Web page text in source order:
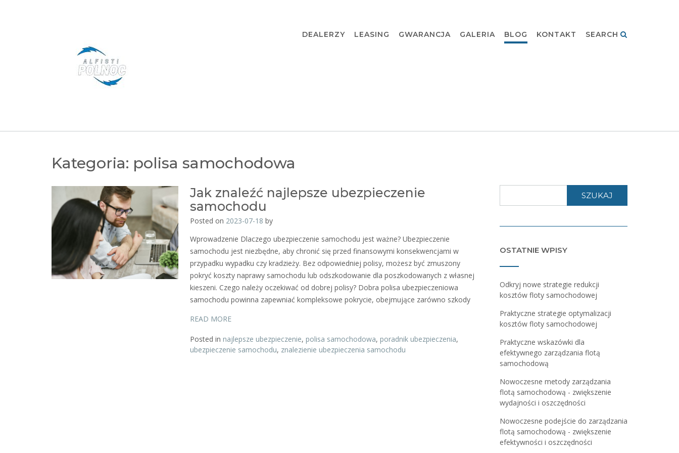
DEALERZY LEASING GWARANCJA GALERIA BLOG KONTAKT SEARCH
Kategoria: polisa samochodowa
Jak znaleźć najlepsze ubezpieczenie
samochodu
Posted on 2023-07-18 by
Wprowadzenie Dlaczego ubezpieczenie samochodu jest ważne? Ubezpieczenie
samochodu jest niezbędne, aby chronić się przed finansowymi konsekwencjami w
przypadku wypadku czy kradzieży. Bez odpowiedniej polisy, możesz być zmuszony
pokryć koszty naprawy samochodu lub odszkodowanie dla poszkodowanych z własnej
kieszeni. Czego należy oczekiwać od dobrej polisy? Dobra polisa ubezpieczeniowa
samochodu powinna zapewniać kompleksowe pokrycie, obejmujące zarówno szkody
READ MORE
Posted in najlepsze ubezpieczenie, polisa samochodowa, poradnik ubezpieczenia,
ubezpieczenie samochodu, znalezienie ubezpieczenia samochodu
SZUKAJ
OSTATNIE WPISY
Odkryj nowe strategie redukcji
kosztów floty samochodowej
Praktyczne strategie optymalizacji
kosztów floty samochodowej
Praktyczne wskazówki dla
efektywnego zarządzania flotą
samochodową
Nowoczesne metody zarządzania
flotą samochodową - zwiększenie
wydajności i oszczędności
Nowoczesne podejście do zarządzania
flotą samochodową - zwiększenie
efektywności i oszczędności